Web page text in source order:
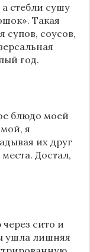
стебли сушу
Такая
супов, соусов,
год.
блюдо моей
я
их друг
Достал,
сито и
ушла лишняя